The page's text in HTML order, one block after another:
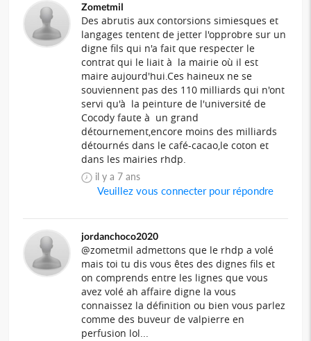
Zometmil
Des abrutis aux contorsions simiesques et
langages tentent de jetter l'opprobre sur un
digne fils qui n'a fait que respecter le
contrat qui le liait à la mairie où il est
maire aujourd'hui.Ces haineux ne se
souviennent pas des 110 milliards qui n'ont
servi qu'à la peinture de l'université de
Cocody faute à un grand
détournement,encore moins des milliards
détournés dans le café-cacao,le coton et
dans les mairies rhdp.
il y a 7 ans
Veuillez vous connecter pour répondre
jordanchoco2020
@zometmil admettons que le rhdp a volé
mais toi tu dis vous êtes des dignes fils et
on comprends entre les lignes que vous
avez volé ah affaire digne la vous
connaissez la définition ou bien vous parlez
comme des buveur de valpierre en
perfusion lol...